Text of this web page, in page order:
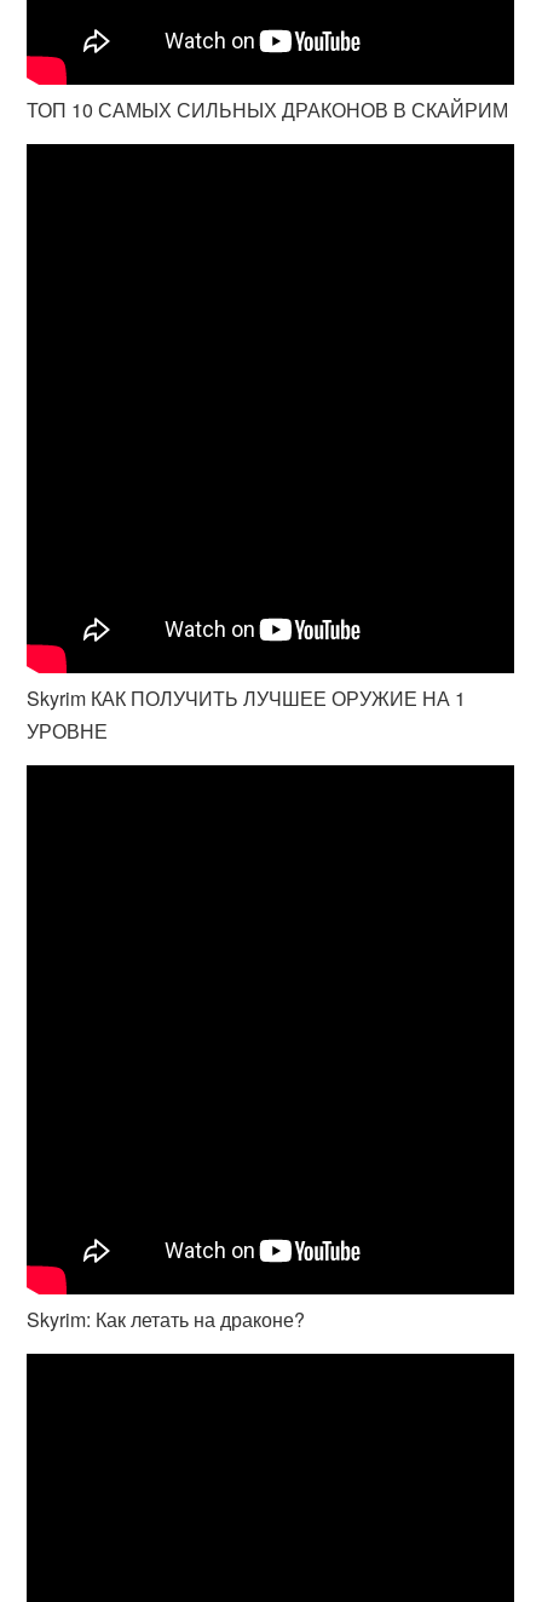
ТОП 10 САМЫХ СИЛЬНЫХ ДРАКОНОВ В СКАЙРИМ
Skyrim КАК ПОЛУЧИТЬ ЛУЧШЕЕ ОРУЖИЕ НА 1
УРОВНЕ
Skyrim: Как летать на драконе?